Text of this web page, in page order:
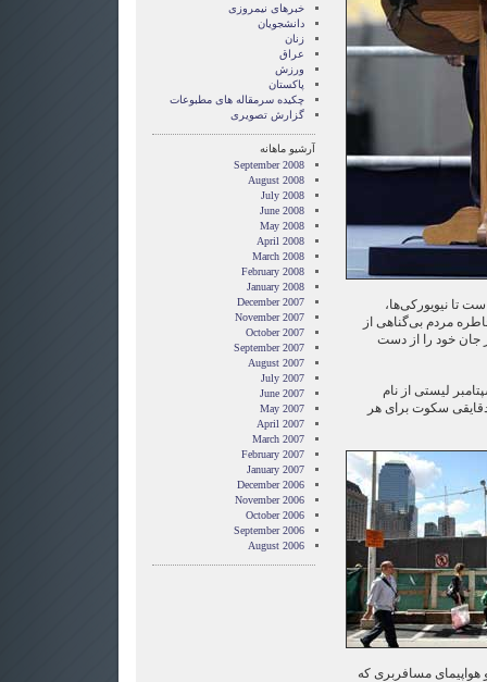
تا نیویورکی‌ها،
مردم بی‌گناهی از
جان خود را از دست
بازماندگان رویداد ۱۱ سپتامبر لیستی از نام
سکوت برای هر
مسافربری که
خبرهای نیمروزی
دانشجویان
زنان
عراق
ورزش
پاکستان
چکیده سرمقاله های مطبوعات
گزارش تصويری
آرشیو ماهانه
September 2008
August 2008
July 2008
June 2008
May 2008
April 2008
March 2008
February 2008
January 2008
December 2007
November 2007
October 2007
September 2007
August 2007
July 2007
June 2007
May 2007
April 2007
March 2007
February 2007
January 2007
December 2006
November 2006
October 2006
September 2006
August 2006